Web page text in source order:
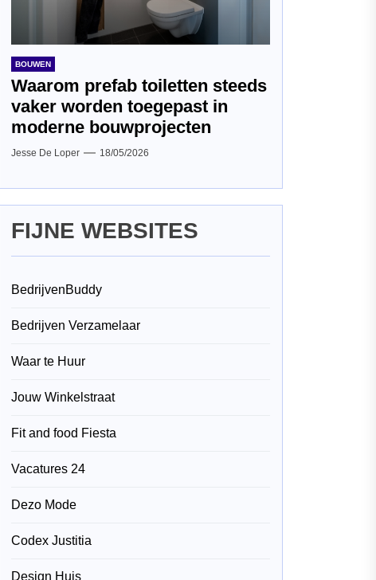
BOUWEN
Waarom prefab toiletten steeds
vaker worden toegepast in
moderne bouwprojecten
Jesse De Loper 18/05/2026
FIJNE WEBSITES
BedrijvenBuddy
Bedrijven Verzamelaar
Waar te Huur
Jouw Winkelstraat
Fit and food Fiesta
Vacatures 24
Dezo Mode
Codex Justitia
Design Huis